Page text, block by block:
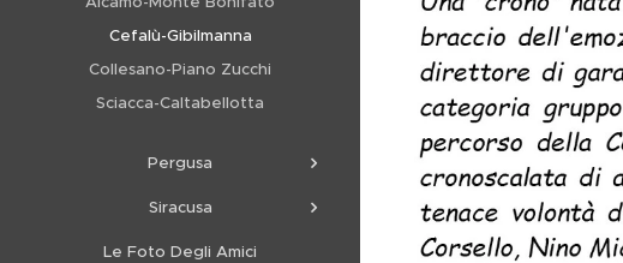
Cefalù-Gibilmanna
Collesano-Piano Zucchi
Sciacca-Caltabellotta
Pergusa
Siracusa
Le Foto Degli Amici